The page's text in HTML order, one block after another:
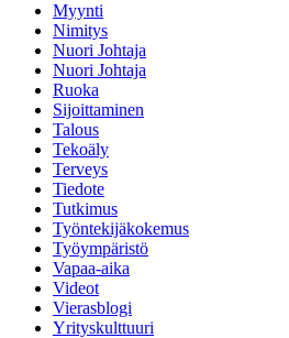
Myynti
Nimitys
Nuori Johtaja
Nuori Johtaja
Ruoka
Sijoittaminen
Talous
Tekoäly
Terveys
Tiedote
Tutkimus
Työntekijäkokemus
Työympäristö
Vapaa-aika
Videot
Vierasblogi
Yrityskulttuuri